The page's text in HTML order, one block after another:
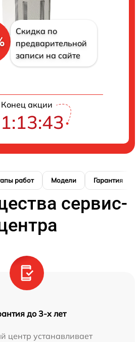
Скидка по
предварительной
записи на сайте
Конец акции
работ Модели Гарантия
сервис-
до 3-х лет
центр устанавливает